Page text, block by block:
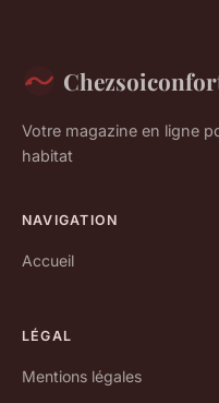
Votre magazine en ligne
habitat
NAVIGATION
Accueil
LÉGAL
Mentions légales